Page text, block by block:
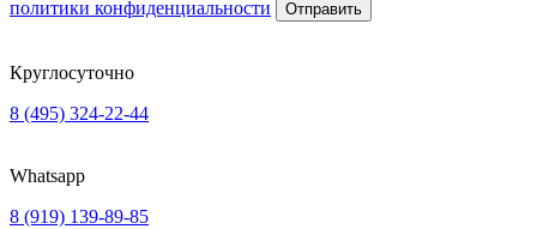
политики конфиденциальности
Отправить
Круглосуточно
8 (495) 324-22-44
Whatsapp
8 (919) 139-89-85